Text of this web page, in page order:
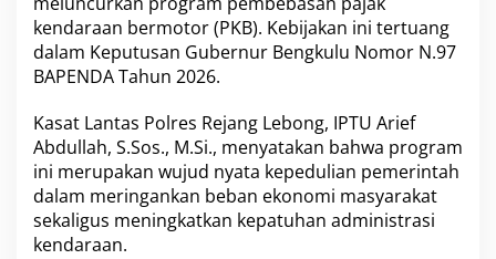
a
n
R
e
m
i
D
i
b
u
kendaraan bermotor (PKB). Kebijakan ini tertuang
dalam Keputusan Gubernur Bengkulu Nomor N.97
BAPENDA Tahun 2026.
Kasat Lantas Polres Rejang Lebong, IPTU Arief
Abdullah, S.Sos., M.Si., menyatakan bahwa program
ini merupakan wujud nyata kepedulian pemerintah
dalam meringankan beban ekonomi masyarakat
sekaligus meningkatkan kepatuhan administrasi
kendaraan.